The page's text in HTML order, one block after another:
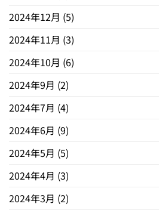
2024年12月 (5)
2024年11月 (3)
2024年10月 (6)
2024年9月 (2)
2024年7月 (4)
2024年6月 (9)
2024年5月 (5)
2024年4月 (3)
2024年3月 (2)